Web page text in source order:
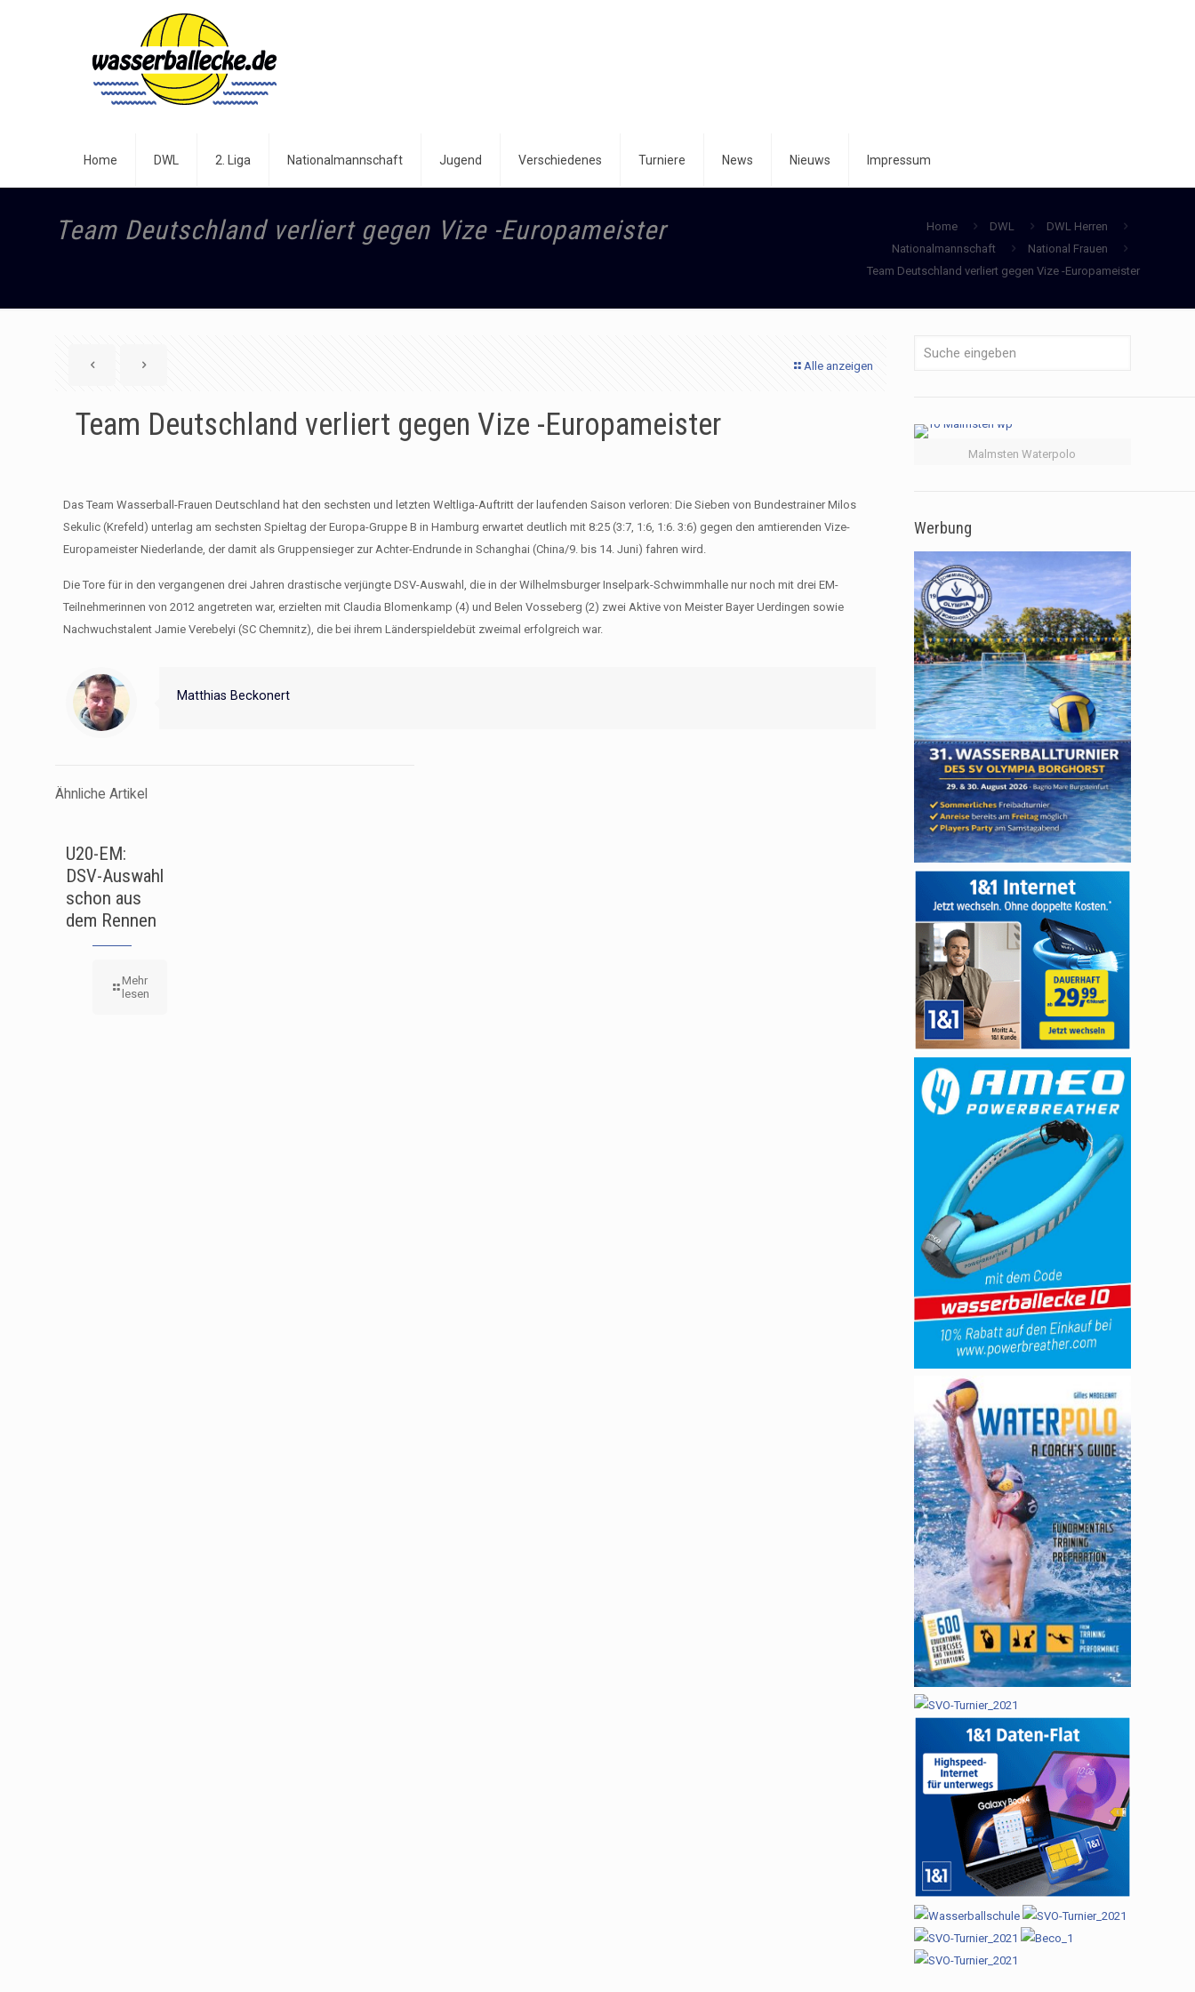
Home DWL 2. Liga Nationalmannschaft Jugend Verschiedenes Turniere News Nieuws Impressum
Team Deutschland verliert gegen Vize -Europameister Home DWL
DWL Herren
Nationalmannschaft
National Frauen
Team Deutschland verliert gegen Vize -Europameister
Alle anzeigen
Team Deutschland verliert gegen Vize -Europameister
Das Team Wasserball-Frauen Deutschland hat den sechsten und letzten Weltliga-Auftritt der laufenden Saison verloren: Die Sieben von Bundestrainer Milos
Sekulic (Krefeld) unterlag am sechsten Spieltag der Europa-Gruppe B in Hamburg erwartet deutlich mit 8:25 (3:7, 1:6, 1:6. 3:6) gegen den amtierenden Vize-
Europameister Niederlande, der damit als Gruppensieger zur Achter-Endrunde in Schanghai (China/9. bis 14. Juni) fahren wird.
Die Tore für in den vergangenen drei Jahren drastische verjüngte DSV-Auswahl, die in der Wilhelmsburger Inselpark-Schwimmhalle nur noch mit drei EM-
Teilnehmerinnen von 2012 angetreten war, erzielten mit Claudia Blomenkamp (4) und Belen Vosseberg (2) zwei Aktive von Meister Bayer Uerdingen sowie
Nachwuchstalent Jamie Verebelyi (SC Chemnitz), die bei ihrem Länderspieldebüt zweimal erfolgreich war.
Matthias Beckonert
Ähnliche Artikel
U20-EM:
DSV-Auswahl
schon aus
dem Rennen
Mehr
lesen
Malmsten Waterpolo
Werbung